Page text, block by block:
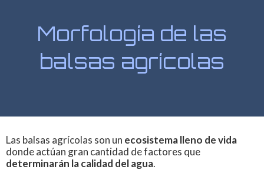
Morfología de las
balsas agrícolas
Las balsas agrícolas son un ecosistema lleno de vida
donde actúan gran cantidad de factores que
determinarán la calidad del agua.